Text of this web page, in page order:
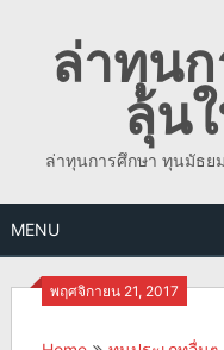
contentล่าทุน
ลุ้น
ล่าทุนการศึกษา ทุนมัธย
MENU
พฤศจิกายน 21, 2017